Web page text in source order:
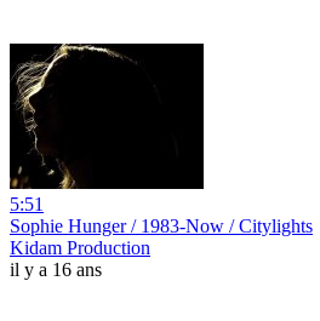
5:51
Sophie Hunger / 1983-Now / Citylights
Kidam Production
il y a 16 ans